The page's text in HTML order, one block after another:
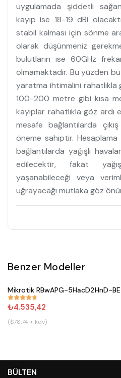
uygulamada şiddetli
kayıp ise 18-19 dBi
stabil kalması için sönme
olarak düşünmeniz
bulutların ise 60GHz
olmamaktadır. Bu yüzden
yaratma ihtimalini rahatlıkla
100-200 metre gibi kısa
kayıplar rahatlıkla göz ardı
mesafe bağlantılarda
öneme sahiptir. Hesaplama
bağlantılarda yağışlı
edilecektir, fakat
yaşanabileceği veya
uğrayacağı mutlaka göz
Benzer Modeller
#671
Mikrotik RBwAPG-5HacD2HnD-
₺4.535,42
($78.74 + kdv)
BÜLTEN